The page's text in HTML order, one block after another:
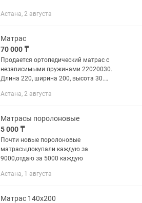
Астана, 2 августа
Матрас
70 000 ₸
Продается ортопедический матрас с
независимыми пружинами 22020030.
Длина 220, ширина 200, высота 30.
чехла вискоза. Цвет белый. Купили за
Астана, 2 августа
Матрасы поролоновые
5 000 ₸
Почти новые поролоновые
матрасы,покупали каждую за
9000,отдаю за 5000 каждую
Астана, 1 августа
Матрас 140х200